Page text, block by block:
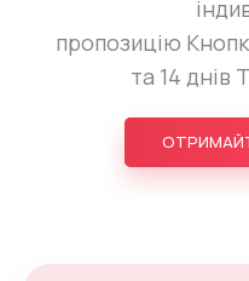
пропозицію
та 14 днів